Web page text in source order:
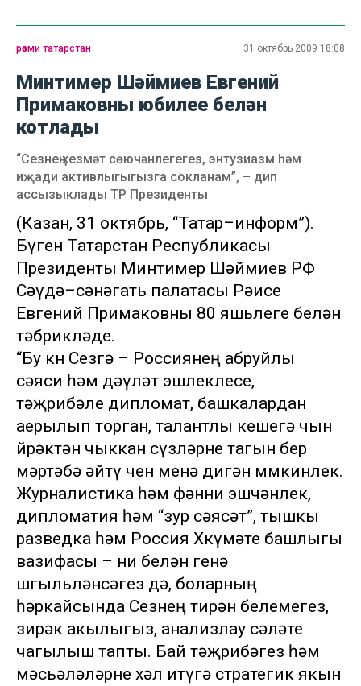
рәсми татарстан 31 октябрь 2009 18:08
Минтимер Шәймиев Евгений
Примаковны юбилее белән
котлады
“Сезнең хезмәт сөючәнлегегез, энтузиазм һәм
иҗади активлыгыгызга сокланам”, – дип
ассызыклады ТР Президенты
(Казан, 31 октябрь, “Татар–информ”).
Бүген Татарстан Республикасы
Президенты Минтимер Шәймиев РФ
Сәүдә–сәнәгать палатасы Рәисе
Евгений Примаковны 80 яшьлеге белән
тәбрикләде.
“Бу көн Сезгә – Россиянең абруйлы
сәяси һәм дәүләт эшлеклесе,
тәҗрибәле дипломат, башкалардан
аерылып торган, талантлы кешегә чын
йөрәктән чыккан сүзләрне тагын бер
мәртәбә әйтү өчен менә дигән мөмкинлек.
Журналистика һәм фәнни эшчәнлек,
дипломатия һәм “зур сәясәт”, тышкы
разведка һәм Россия Хөкүмәте башлыгы
вазифасы – ни белән генә
шөгыльләнсәгез дә, боларның
һәркайсында Сезнең тирән белемегез,
зирәк акылыгыз, анализлау сәләте
чагылыш тапты. Бай тәҗрибәгез һәм
мәсьәләләрне хәл итүгә стратегик якын